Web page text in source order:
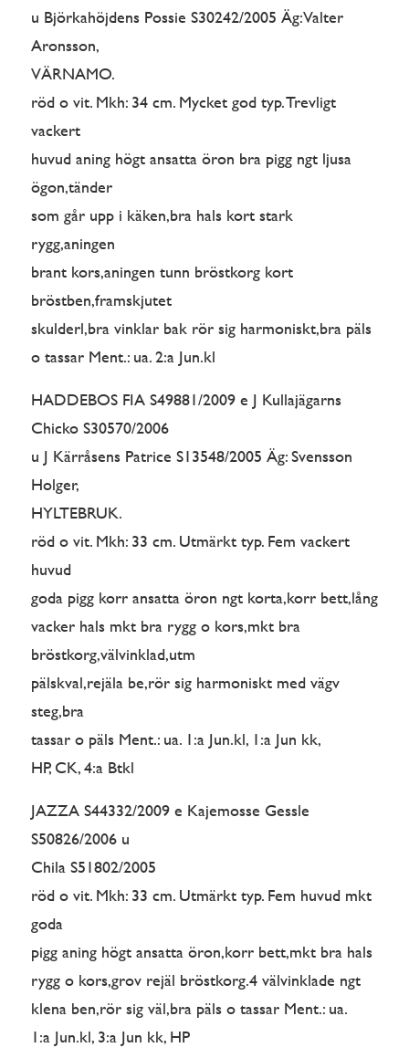
u Björkahöjdens Possie S30242/2005 Äg: Valter
Aronsson,
VÄRNAMO.
röd o vit. Mkh: 34 cm. Mycket god typ. Trevligt
vackert
huvud aning högt ansatta öron bra pigg ngt ljusa
ögon,tänder
som går upp i käken,bra hals kort stark
rygg,aningen
brant kors,aningen tunn bröstkorg kort
bröstben,framskjutet
skulderl,bra vinklar bak rör sig harmoniskt,bra päls
o tassar Ment.: ua. 2:a Jun.kl
HADDEBOS FIA S49881/2009 e J Kullajägarns
Chicko S30570/2006
u J Kärråsens Patrice S13548/2005 Äg: Svensson
Holger,
HYLTEBRUK.
röd o vit. Mkh: 33 cm. Utmärkt typ. Fem vackert
huvud
goda pigg korr ansatta öron ngt korta,korr bett,lång
vacker hals mkt bra rygg o kors,mkt bra
bröstkorg,välvinklad,utm
pälskval,rejäla be,rör sig harmoniskt med vägv
steg,bra
tassar o päls Ment.: ua. 1:a Jun.kl, 1:a Jun kk,
HP, CK, 4:a Btkl
JAZZA S44332/2009 e Kajemosse Gessle
S50826/2006 u
Chila S51802/2005
röd o vit. Mkh: 33 cm. Utmärkt typ. Fem huvud mkt
goda
pigg aning högt ansatta öron,korr bett,mkt bra hals
rygg o kors,grov rejäl bröstkorg.4 välvinklade ngt
klena ben,rör sig väl,bra päls o tassar Ment.: ua.
1:a Jun.kl, 3:a Jun kk, HP